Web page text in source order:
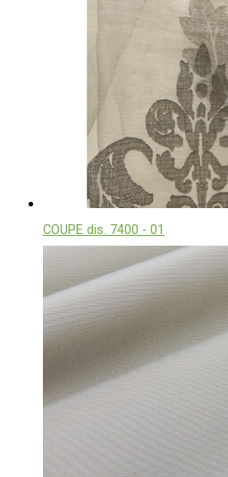
COUPE dis. 7400 - 01